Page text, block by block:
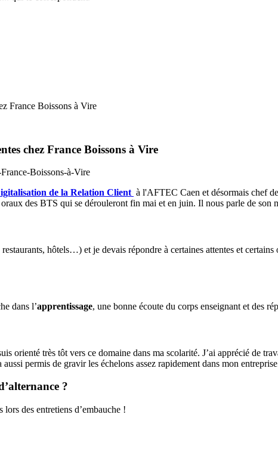
France Boissons à Vire
chez France Boissons à Vire
de la Relation Client à l'AFTEC Caen et désormais chef
des BTS qui se dérouleront fin mai et en juin. Il nous parle de son
hôtels…) et je devais répondre à certaines attentes et
dans l’apprentissage, une bonne écoute du corps enseignant et des
orienté très tôt vers ce domaine dans ma scolarité. J’ai apprécié de
permis de gravir les échelons assez rapidement dans mon
?
des entretiens d’embauche !